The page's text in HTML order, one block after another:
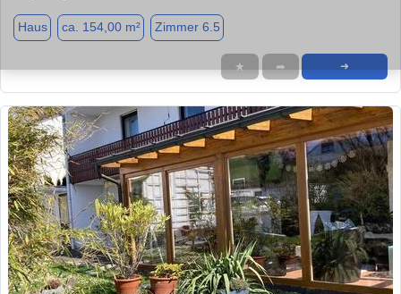
Haus ca. 154,00 m² Zimmer 6.5
★ ➦ ➜